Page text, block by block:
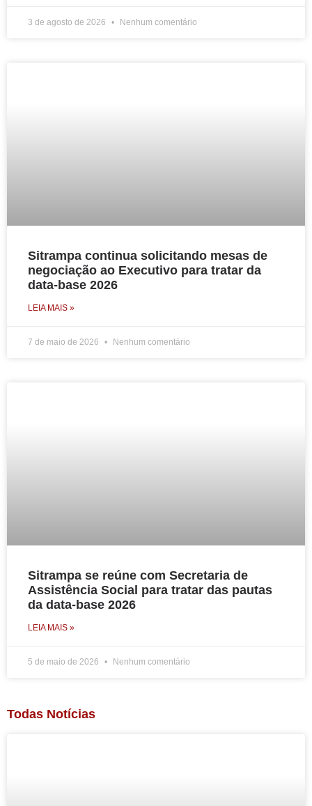
3 de agosto de 2026 Nenhum comentário
Sitrampa continua solicitando mesas de
negociação ao Executivo para tratar da
data-base 2026
LEIA MAIS »
7 de maio de 2026 Nenhum comentário
Sitrampa se reúne com Secretaria de
Assistência Social para tratar das pautas
da data-base 2026
LEIA MAIS »
5 de maio de 2026 Nenhum comentário
Todas Notícias